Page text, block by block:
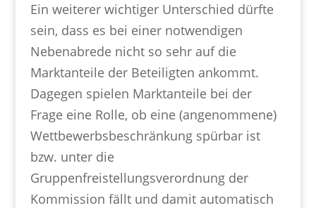
Ein weiterer wichtiger Unterschied dürfte
sein, dass es bei einer notwendigen
Nebenabrede nicht so sehr auf die
Marktanteile der Beteiligten ankommt.
Dagegen spielen Marktanteile bei der
Frage eine Rolle, ob eine (angenommene)
Wettbewerbsbeschränkung spürbar ist
bzw. unter die
Gruppenfreistellungsverordnung der
Kommission fällt und damit automatisch